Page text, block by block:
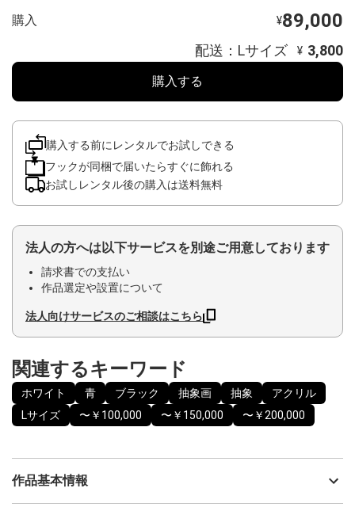
購入 ¥89,000
配送：Lサイズ ¥ 3,800
購入する
購入する前にレンタルでお試しできる
フックが同梱で届いたらすぐに飾れる
お試しレンタル後の購入は送料無料
法人の方へは以下サービスを別途ご用意しております
請求書での支払い
作品選定や設置について
法人向けサービスのご相談はこちら
関連するキーワード
ホワイト 青 ブラック 抽象画 抽象
アクリル
Lサイズ
〜￥100,000 〜￥150,000 〜￥200,000
作品基本情報